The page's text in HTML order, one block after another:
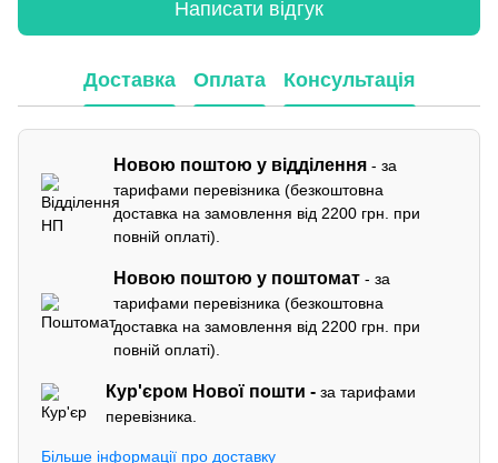
Написати відгук
Доставка Оплата Консультація
Новою поштою у відділення - за
тарифами перевізника (безкоштовна
доставка на замовлення від 2200 грн. при
повній оплаті).
Новою поштою у поштомат - за
тарифами перевізника (безкоштовна
доставка на замовлення від 2200 грн. при
повній оплаті).
Кур'єром Нової пошти -за тарифами
перевізника.
Більше інформації про доставку